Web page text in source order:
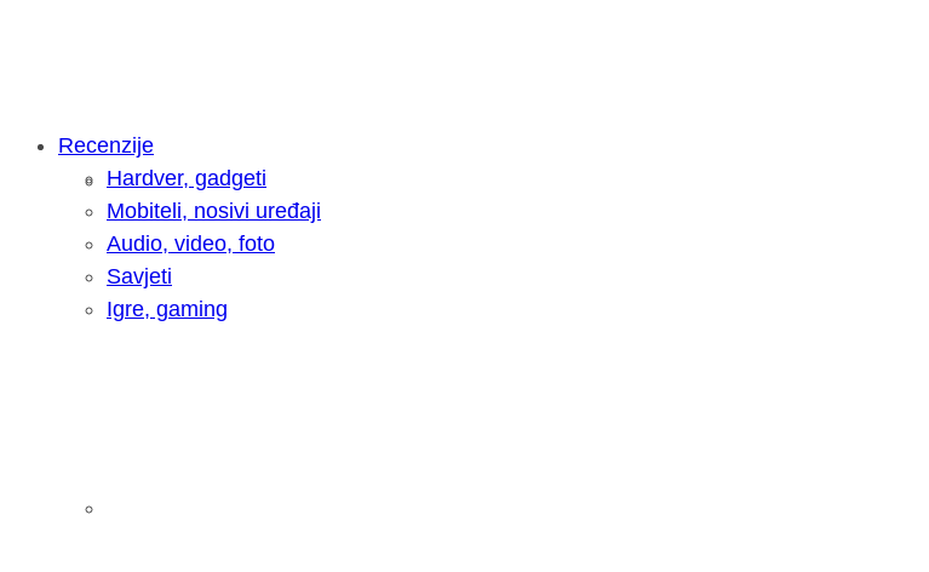
Intervju: Goran Jović, fotograf - Hrvatska kakvu svijet tek otkriva
Recenzije
Hardver, gadgeti
Mobiteli, nosivi uređaji
Audio, video, foto
Savjeti
Igre, gaming